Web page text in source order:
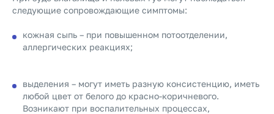
следующие сопровождающие симптомы:
кожная сыпь – при повышенном потоотделении,
аллергических реакциях;
выделения – могут иметь разную консистенцию, иметь
любой цвет от белого до красно-коричневого.
Возникают при воспалительных процессах,